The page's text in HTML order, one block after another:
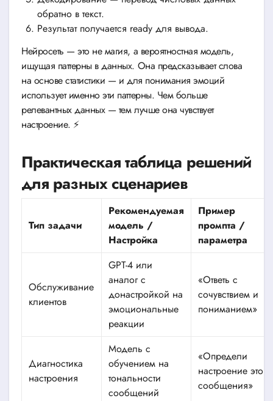
обратно в текст.
Результат получается ready для вывода.
Нейросеть — это не магия, а вероятностная модель,
ищущая паттерны в данных. Она предсказывает слова
на основе статистики — и для понимания эмоций
использует именно эти паттерны. Чем больше
релевантных данных — тем лучше она чувствует
настроение. ⚡
Практическая таблица решений
для разных сценариев
Тип задачи
Рекомендуемая
модель /
Настройка
Пример
промпта /
параметра
Обслуживание
клиентов
GPT-4 или
аналог с
донастройкой на
эмоциональные
реакции
«Ответь с
сочувствием и
пониманием»
Диагностика
настроения
Модель с
обучением на
тональности
сообщений
«Определи
настроение этого
сообщения»